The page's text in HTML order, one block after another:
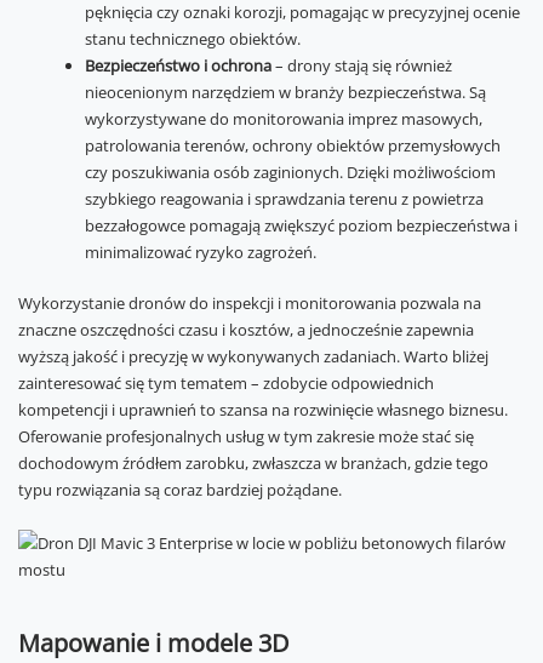
pęknięcia czy oznaki korozji, pomagając w precyzyjnej ocenie
stanu technicznego obiektów.
Bezpieczeństwo i ochrona– drony stają się również
nieocenionym narzędziem w branży bezpieczeństwa. Są
wykorzystywane do monitorowania imprez masowych,
patrolowania terenów, ochrony obiektów przemysłowych
czy poszukiwania osób zaginionych. Dzięki możliwościom
szybkiego reagowania i sprawdzania terenu z powietrza
bezzałogowce pomagają zwiększyć poziom bezpieczeństwa i
minimalizować ryzyko zagrożeń.
Wykorzystanie dronów do inspekcji i monitorowania pozwala na
znaczne oszczędności czasu i kosztów, a jednocześnie zapewnia
wyższą jakość i precyzję w wykonywanych zadaniach. Warto bliżej
zainteresować się tym tematem – zdobycie odpowiednich
kompetencji i uprawnień to szansa na rozwinięcie własnego biznesu.
Oferowanie profesjonalnych usług w tym zakresie może stać się
dochodowym źródłem zarobku, zwłaszcza w branżach, gdzie tego
typu rozwiązania są coraz bardziej pożądane.
Mapowanie i modele 3D